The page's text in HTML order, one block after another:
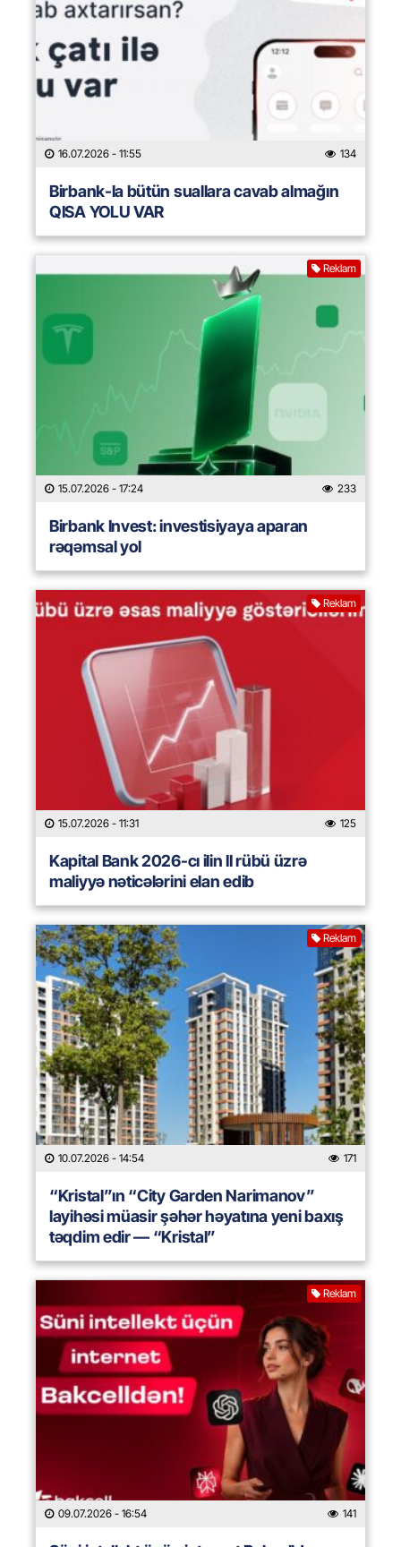
16.07.2026 - 11:55 134
Birbank-la bütün suallara cavab almağın
QISA YOLU VAR
Reklam
15.07.2026 - 17:24 233
Birbank Invest: investisiyaya aparan
rəqəmsal yol
Reklam
15.07.2026 - 11:31 125
Kapital Bank 2026-cı ilin II rübü üzrə
maliyyə nəticələrini elan edib
Reklam
10.07.2026 - 14:54 171
“Kristal”ın “City Garden Narimanov”
layihəsi müasir şəhər həyatına yeni baxış
təqdim edir — “Kristal”
Reklam
09.07.2026 - 16:54 141